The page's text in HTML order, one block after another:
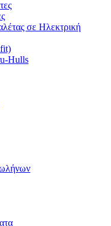
σε Ηλεκτρική
Hulls